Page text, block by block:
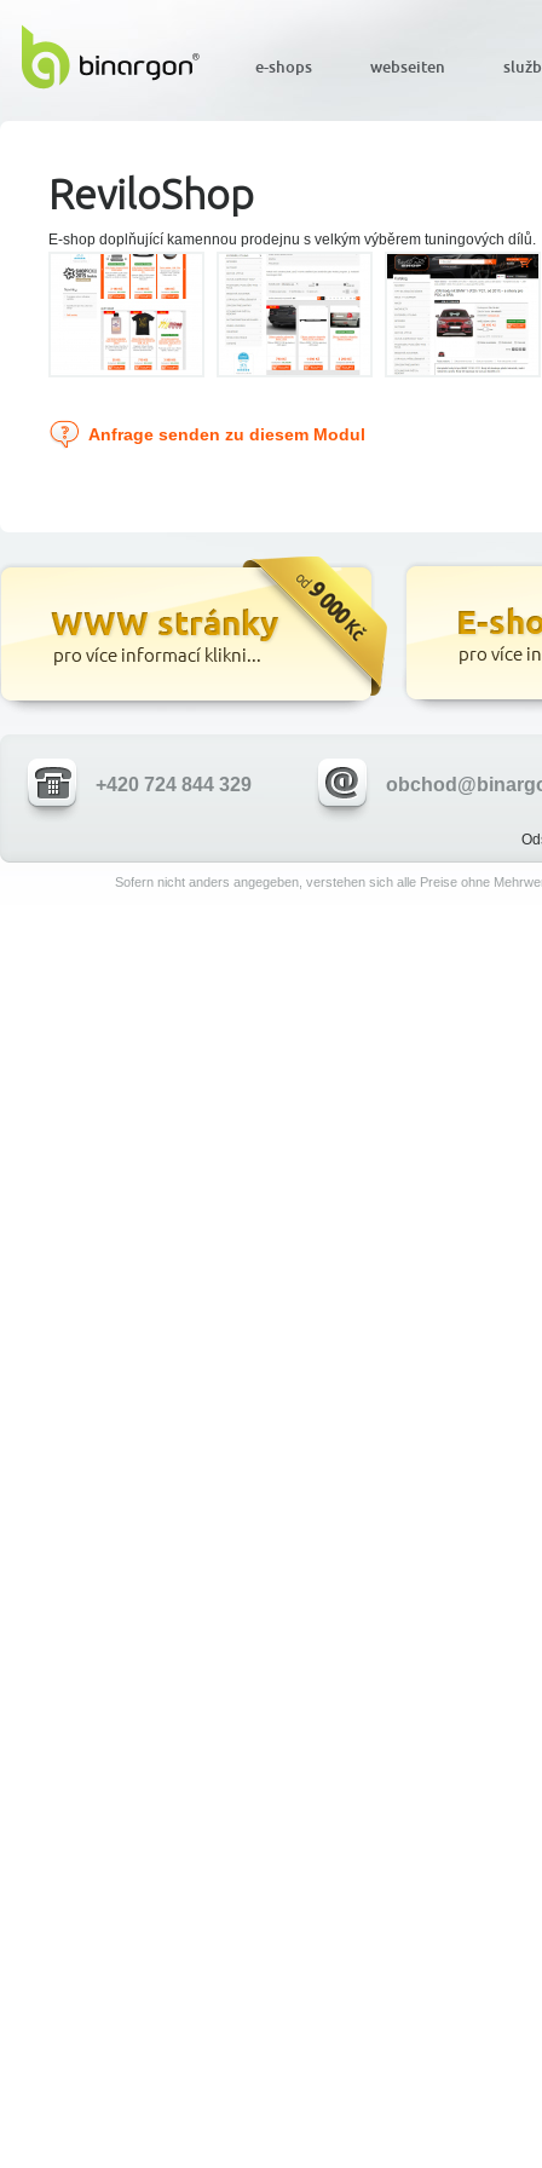
ReviloShop
E-shop doplňující kamennou prodejnu s velkým výběrem tuningových dílů.
Anfrage senden zu diesem Modul
+420 724 844 329
Sofern nicht anders angegeben, verstehen sich alle Preise ohne
e-shops webseiten